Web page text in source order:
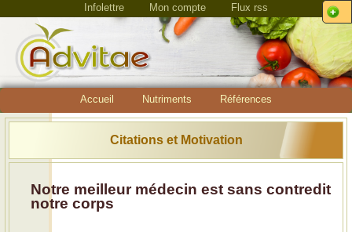
Infolettre Mon compte Flux rss
Accueil Nutriments Références
Citations et Motivation
Notre meilleur médecin est sans contredit
notre corps